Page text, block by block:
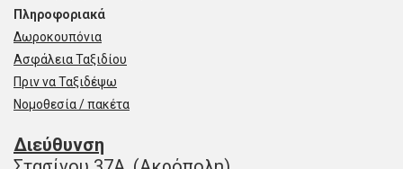
Πληροφοριακά
Δωροκουπόνια
Ασφάλεια Ταξιδίου
Πριν να Ταξιδέψω
Νομοθεσία / πακέτα
Διεύθυνση